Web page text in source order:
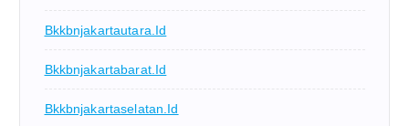
Bkkbnjakartautara.id
Bkkbnjakartabarat.id
Bkkbnjakartaselatan.id